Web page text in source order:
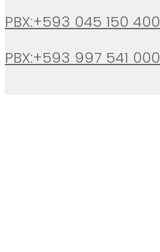
PBX:+593 045 150 400
PBX:+593 997 541 000